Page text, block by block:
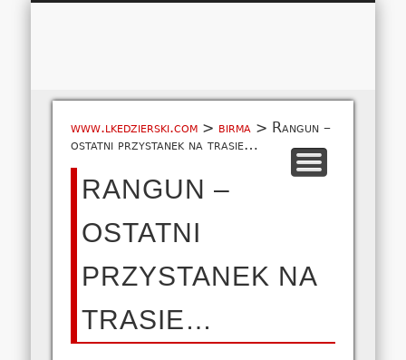
O NAS
EUROPA A-M
EUROPA N-Z
AZJA
AFRYKA
AMERYKA
OCEANIA
MAPA
WSPÓŁPRACA
KONTAKT
www.lkedzierski.com > birma > Rangun –
ostatni przystanek na trasie…
RANGUN –
OSTATNI
PRZYSTANEK NA
TRASIE…